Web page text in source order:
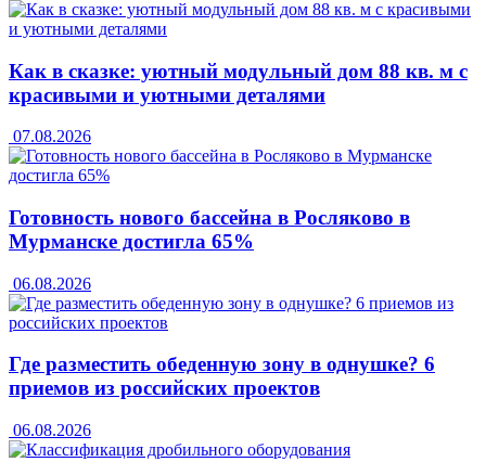
Как в сказке: уютный модульный дом 88 кв. м с
красивыми и уютными деталями
07.08.2026
Готовность нового бассейна в Росляково в
Мурманске достигла 65%
06.08.2026
Где разместить обеденную зону в однушке? 6
приемов из российских проектов
06.08.2026